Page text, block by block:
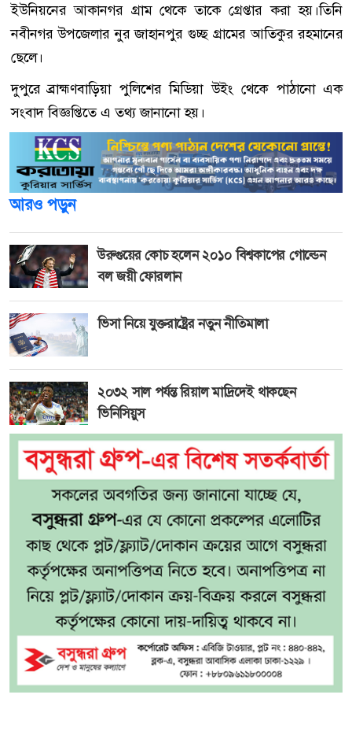
ইউনিয়নের আকানগর গ্রাম থেকে তাকে গ্রেপ্তার করা হয়।তিনি
নবীনগর উপজেলার নুর জাহানপুর গুচ্ছ গ্রামের আতিকুর রহমানের
ছেলে।
দুপুরে ব্রাহ্মণবাড়িয়া পুলিশের মিডিয়া উইং থেকে পাঠানো এক
সংবাদ বিজ্ঞপ্তিতে এ তথ্য জানানো হয়।
আরও পড়ুন
উরুগুয়ের কোচ হলেন ২০১০ বিশ্বকাপের গোল্ডেন
বল জয়ী ফোরলান
ভিসা নিয়ে যুক্তরাষ্ট্রের নতুন নীতিমালা
২০৩২ সাল পর্যন্ত রিয়াল মাদ্রিদেই থাকছেন
ভিনিসিয়ুস